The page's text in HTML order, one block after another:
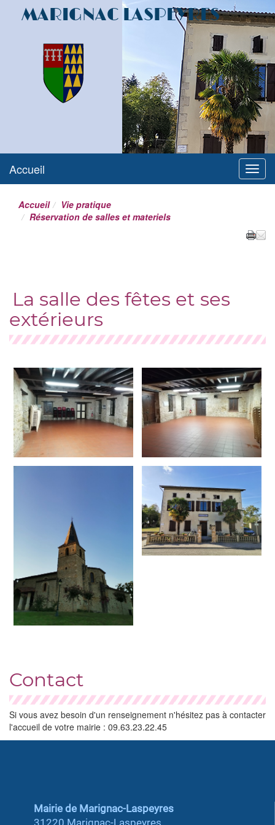
MARIGNAC LASPEYRES
Menu
Accueil
Accueil
Vie pratique
Réservation de salles et materiels
La salle des fêtes et ses
extérieurs
Contact
Si vous avez besoin d'un renseignement n'hésitez pas à contacter
l'accueil de votre mairie : 09.63.23.22.45
Mairie de Marignac-Laspeyres